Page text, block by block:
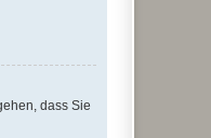
dass Sie